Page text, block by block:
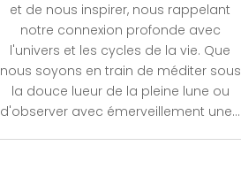
et de nous inspirer, nous rappelant
notre connexion profonde avec
l'univers et les cycles de la vie. Que
nous soyons en train de méditer sous
la douce lueur de la pleine lune ou
d'observer avec émerveillement une...